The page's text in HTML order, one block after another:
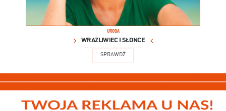
URODA
WRAŻLIWIEC I SŁOŃCE
SPRAWDŹ